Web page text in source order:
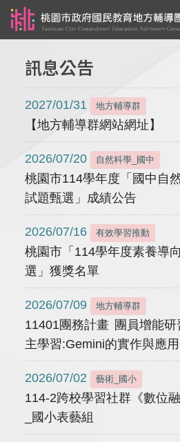
訊息公告
2027/01/31 地方輔導群
【地方輔導群網站網址】
2026/07/20 自然科學_國中
桃園市114學年度「國中自
試題甄選」成績公告
2026/07/16 有效學習推動
桃園市「114學年度素養導
選」獲獎名單
2026/07/09 地方輔導群
11401團務計畫 團員增能研
主學習:Gemini的實作與應用
2026/07/02 藝術_國小
114-2跨校學習社群《數位
_國小表藝組